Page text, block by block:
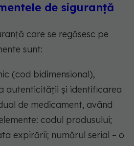
de siguranță
care se regăsesc pe
sunt:
(cod bidimensional),
autenticității și identificarea
de medicament, având
codul produsului;
expirării; numărul serial – o